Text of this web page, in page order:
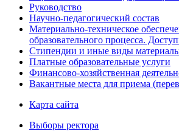
Руководство
Научно-педагогический состав
Материально-техническое
образовательного процесса.
Стипендии и иные виды
Платные образовательные услуги
Финансово-хозяйственная
Вакантные места для приема
Карта сайта
Выборы ректора